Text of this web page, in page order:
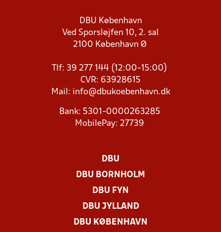
DBU København
Ved Sporsløjfen 10, 2. sal
2100 København Ø
Tlf: 39 277 144 (12:00-15:00)
CVR: 63928615
Mail: info@dbukoebenhavn.dk
Bank: 5301-0000263285
MobilePay: 27739
DBU
DBU BORNHOLM
DBU FYN
DBU JYLLAND
DBU KØBENHAVN